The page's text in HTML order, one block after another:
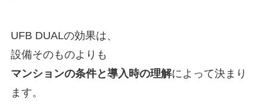
UFB DUALの効果は、
設備そのものよりも
マンションの条件と導入時の理解によって決まり
ます。